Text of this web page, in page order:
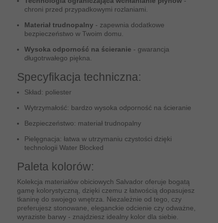
chroni przed przypadkowymi rozlaniami.
Materiał trudnopalny - zapewnia dodatkowe
bezpieczeństwo w Twoim domu.
Wysoka odporność na ścieranie - gwarancja
długotrwałego piękna.
Specyfikacja techniczna:
Skład: poliester
Wytrzymałość: bardzo wysoka odporność na ścieranie
Bezpieczeństwo: materiał trudnopalny
Pielęgnacja: łatwa w utrzymaniu czystości dzięki
technologii Water Blocked
Paleta kolorów:
Kolekcja materiałów obiciowych Salvador oferuje bogatą
gamę kolorystyczną, dzięki czemu z łatwością dopasujesz
tkaninę do swojego wnętrza. Niezależnie od tego, czy
preferujesz stonowane, eleganckie odcienie czy odważne,
wyraziste barwy - znajdziesz idealny kolor dla siebie.